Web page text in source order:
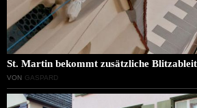
St. Martin bekommt zusätzliche
VON GASPARD